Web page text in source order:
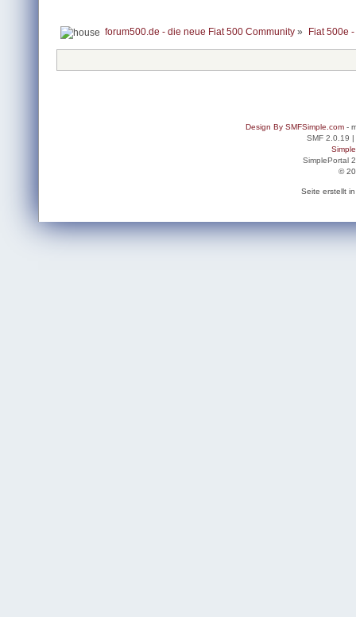
forum500.de - die neue Fiat 500 Community » Fiat 500e
Design By SMFSimple.com-
SMF 2.0.19 |
SimplePortal
©
Seite erstellt